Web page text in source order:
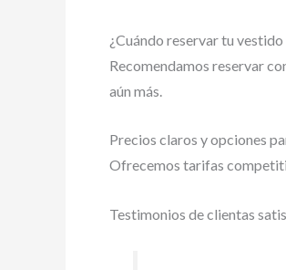
¿Cuándo reservar tu
Recomendamos reservar
aún más.
Precios claros y opciones
Ofrecemos tarifas
Testimonios de clientas